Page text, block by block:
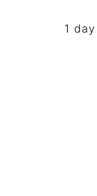
1 day